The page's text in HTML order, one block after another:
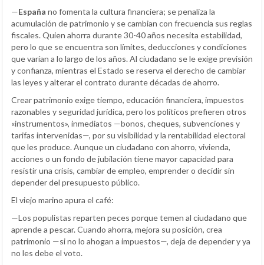
—España no fomenta la cultura financiera; se penaliza la
acumulación de patrimonio y se cambian con frecuencia sus reglas
fiscales. Quien ahorra durante 30-40 años necesita estabilidad,
pero lo que se encuentra son límites, deducciones y condiciones
que varían a lo largo de los años. Al ciudadano se le exige previsión
y confianza, mientras el Estado se reserva el derecho de cambiar
las leyes y alterar el contrato durante décadas de ahorro.
Crear patrimonio exige tiempo, educación financiera, impuestos
razonables y seguridad jurídica, pero los políticos prefieren otros
«instrumentos», inmediatos —bonos, cheques, subvenciones y
tarifas intervenidas—, por su visibilidad y la rentabilidad electoral
que les produce. Aunque un ciudadano con ahorro, vivienda,
acciones o un fondo de jubilación tiene mayor capacidad para
resistir una crisis, cambiar de empleo, emprender o decidir sin
depender del presupuesto público.
El viejo marino apura el café:
—Los populistas reparten peces porque temen al ciudadano que
aprende a pescar. Cuando ahorra, mejora su posición, crea
patrimonio —si no lo ahogan a impuestos—, deja de depender y ya
no les debe el voto.